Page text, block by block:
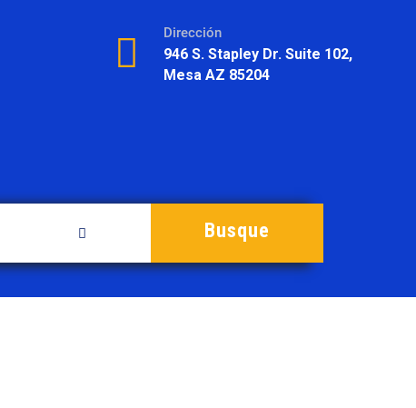
Dirección
946 S. Stapley Dr. Suite 102,
Mesa AZ 85204
Busque